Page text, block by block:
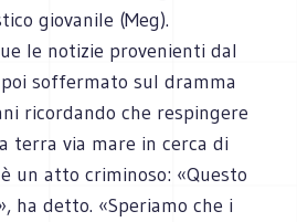
giovanile (Meg).
le notizie provenienti dal
soffermato sul dramma
ricordando che respingere
terra via mare in cerca di
un atto criminoso: «Questo
ha detto. «Speriamo che i